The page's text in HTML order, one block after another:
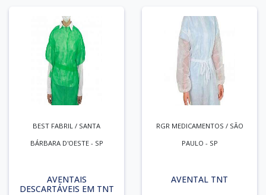
BEST FABRIL / SANTA
BÁRBARA D'OESTE - SP
AVENTAIS
DESCARTÁVEIS EM TNT
RGR MEDICAMENTOS / SÃO
PAULO - SP
AVENTAL TNT